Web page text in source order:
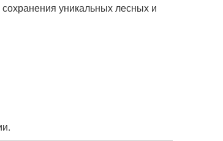
уникальных лесных и